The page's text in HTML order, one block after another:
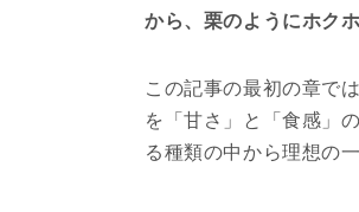
から、栗のようにホク
この記事の最初の章で
を「甘さ」と「食感」
る種類の中から理想の